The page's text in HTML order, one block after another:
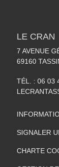
LE CRAN
7 AVENUE
69160
TÉL. : 06 03
SIGNALER
CHARTE